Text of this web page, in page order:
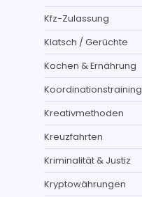
Kfz-Zulassung
Klatsch / Gerüchte
Kochen & Ernährung
Koordinationstraining
Kreativmethoden
Kreuzfahrten
Kriminalität & Justiz
Kryptowährungen